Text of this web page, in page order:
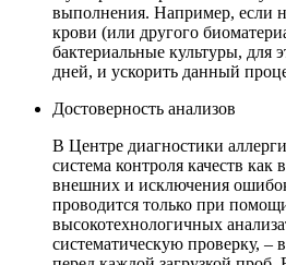
выполнения. Например, если
крови (или другого
бактериальные культуры, для
дней, и ускорить данный
Достоверность анализов
В Центре диагностики
система контроля качеств как
внешних и исключения
проводится только при
высокотехнологичных
систематическую проверку, –